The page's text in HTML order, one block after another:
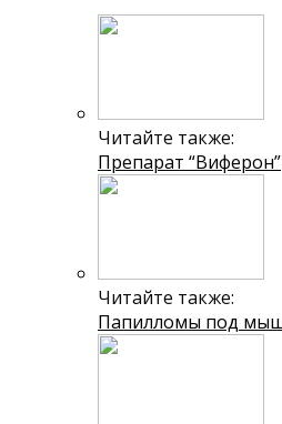
Читайте также:
Препарат “Виферон”
Читайте также:
Папилломы под